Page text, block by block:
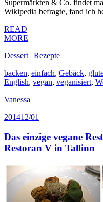
Supermärkten & Co. findet
Wikipedia befragte, fand ich
READ
MORE
Dessert | Rezepte
backen, einfach, Gebäck,
English, vegan, veganisiert,
Vanessa
201412/01
Das einzige vegane
Restoran V in Tallinn